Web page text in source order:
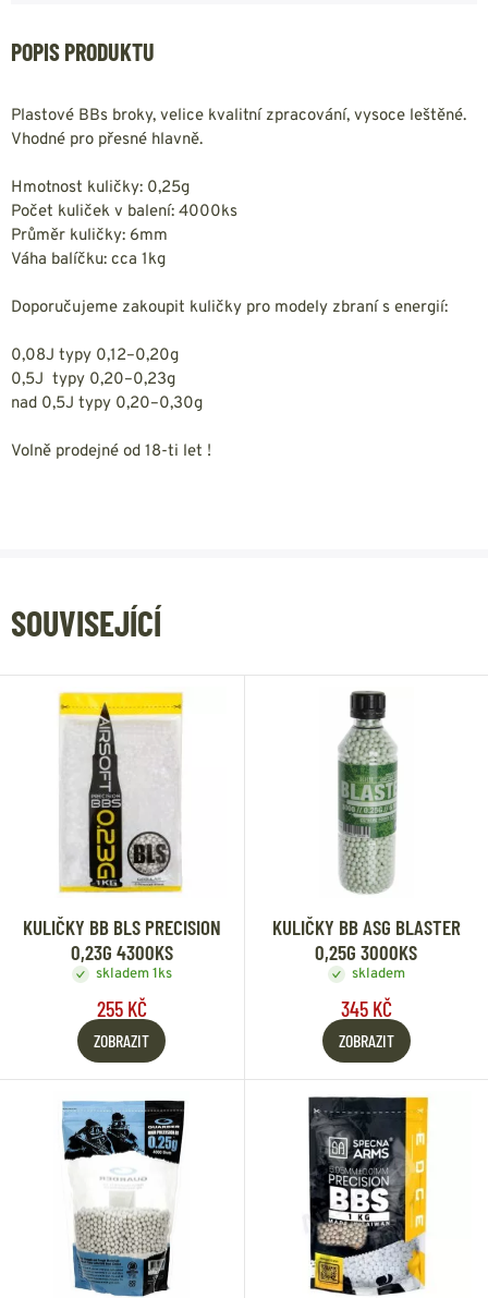
POPIS PRODUKTU
Plastové BBs broky, velice kvalitní zpracování, vysoce leštěné.
Vhodné pro přesné hlavně.
Hmotnost kuličky: 0,25g
Počet kuliček v balení: 4000ks
Průměr kuličky: 6mm
Váha balíčku: cca 1kg
Doporučujeme zakoupit kuličky pro modely zbraní s energií:
0,08J typy 0,12–0,20g
0,5J typy 0,20–0,23g
nad 0,5J typy 0,20–0,30g
Volně prodejné od 18-ti let !
SOUVISEJÍCÍ
KULIČKY BB BLS PRECISION
0,23G 4300KS
skladem 1ks
255 KČ
ZOBRAZIT
KULIČKY BB ASG BLASTER
0,25G 3000KS
skladem
345 KČ
ZOBRAZIT